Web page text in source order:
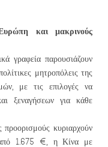
και μακρινούς
γραφεία παρουσιάζουν
μητροπόλεις της
με τις επιλογές να
ξεναγήσεων για κάθε
προορισμούς κυριαρχούν
1.675 €, η Κίνα με